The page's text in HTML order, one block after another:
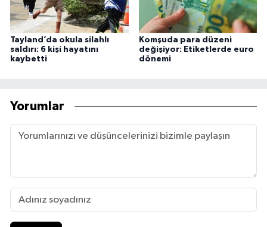
Tayland’da okula silahlı
saldırı: 6 kişi hayatını
kaybetti
Komşuda para düzeni
değişiyor: Etiketlerde euro
dönemi
Yorumlar